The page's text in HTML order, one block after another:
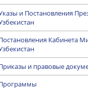
и Постановления
Кабинета
и правовые